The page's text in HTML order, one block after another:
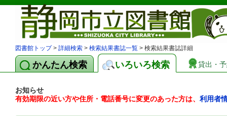
図書館トップ> 詳細検索 > 検索結果書誌一覧 > 検索結果書誌詳細
かんたん検索 いろいろ検索 貸出・
お知らせ
有効期限の近い方や住所・電話番号に変更のあった方は、 利用者